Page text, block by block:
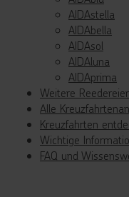
AIDAstella
AIDAbella
AIDAsol
AIDAluna
AIDAprima
Weitere
Alle
Kreuzfahrten
Wichtige
FAQ und